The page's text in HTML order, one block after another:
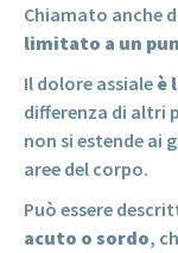
Chiamato anche
limitato a un
Il dolore assiale è
differenza di altri
non si estende ai
aree del corpo.
Può essere
acuto o sordo,